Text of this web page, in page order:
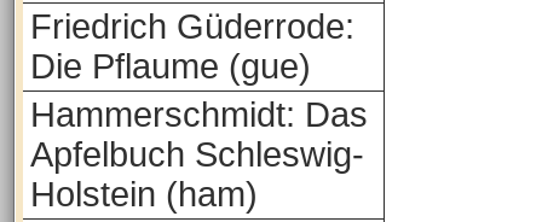
Friedrich Güderrode:
Die Pflaume (gue)
Hammerschmidt: Das
Apfelbuch Schleswig-
Holstein (ham)